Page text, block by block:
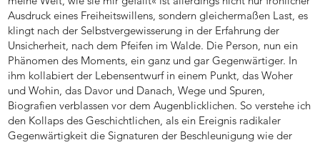
Ausdruck eines Freiheitswillens, sondern gleichermaßen Last, es
klingt nach der Selbstvergewisserung in der Erfahrung der
Unsicherheit, nach dem Pfeifen im Walde. Die Person, nun ein
Phänomen des Moments, ein ganz und gar Gegenwärtiger. In
ihm kollabiert der Lebensentwurf in einem Punkt, das Woher
und Wohin, das Davor und Danach, Wege und Spuren,
Biografien verblassen vor dem Augenblicklichen. So verstehe ich
den Kollaps des Geschichtlichen, als ein Ereignis radikaler
Gegenwärtigkeit die Signaturen der Beschleunigung wie der